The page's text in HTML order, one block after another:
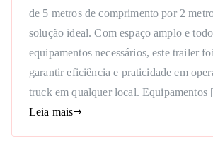
de 5 metros de comprimento por 2
solução ideal. Com espaço amplo e
equipamentos necessários, este trailer
garantir eficiência e praticidade em
truck em qualquer local.
Leia mais